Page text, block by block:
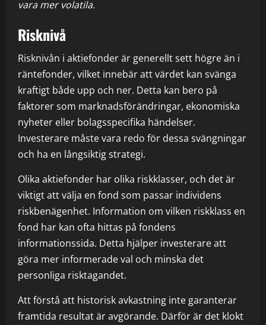
vara mer volatila.
Risknivå
Risknivån i aktiefonder är generellt sett högre än i
räntefonder, vilket innebär att värdet kan svänga
kraftigt både upp och ner. Detta kan bero på
faktorer som marknadsförändringar, ekonomiska
nyheter eller bolagsspecifika händelser.
Investerare måste vara redo för dessa svängningar
och ha en långsiktig strategi.
Olika aktiefonder har olika riskklasser, och det är
viktigt att välja en fond som passar individens
riskbenägenhet. Information om vilken riskklass en
fond har kan ofta hittas på fondens
informationssida. Detta hjälper investerare att
göra mer informerade val och minska det
personliga risktagandet.
Att förstå att historisk avkastning inte garanterar
framtida resultat är avgörande. Därför är det klokt